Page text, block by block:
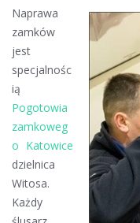
Naprawa
zamków
Katowice
Witosa
Naprawa
zamków
jest
specjalnośc
ią
Pogotowia
zamkoweg
o Katowice
dzielnica
Witosa.
Każdy